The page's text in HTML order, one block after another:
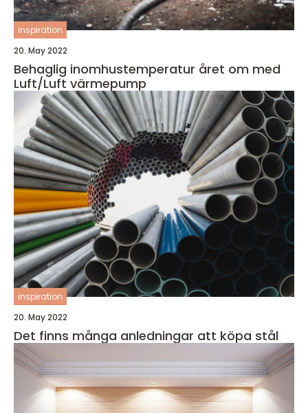
inspiration
20. May 2022
Behaglig inomhustemperatur året om med
Luft/Luft värmepump
inspiration
20. May 2022
Det finns många anledningar att köpa stål